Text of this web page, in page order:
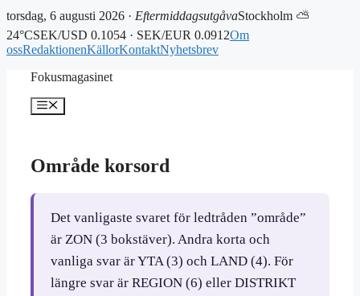
torsdag, 6 augusti 2026 · EftermiddagsutgåvaStockholm ⛅
24°CSEK/USD 0.1054 · SEK/EUR 0.0912Om
ossRedaktionenKällorKontaktNyhetsbrev
Fokusmagasinet
Meny
Område korsord
Det vanligaste svaret för ledtråden ”område”
är ZON (3 bokstäver). Andra korta och
vanliga svar är YTA (3) och LAND (4). För
längre svar är REGION (6) eller DISTRIKT